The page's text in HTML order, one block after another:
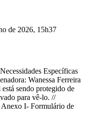
de 2026, 15h37
Específicas
Wanessa Ferreira
sendo protegido de
ativado para vê-lo. //
Formulário de